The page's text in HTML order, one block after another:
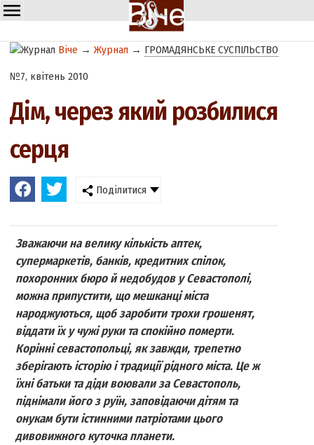
Віче →Журнал → ГРОМАДЯНСЬКЕ СУСПІЛЬСТВО
№7, квітень 2010
Дім, через який розбилися
серця
Поділитися
Зважаючи на велику кількість аптек,
супермаркетів, банків, кредитних спілок,
похоронних бюро й недобудов у Севастополі,
можна припустити, що мешканці міста
народжуються, щоб заробити трохи грошенят,
віддати їх у чужі руки та спокійно померти.
Корінні севастопольці, як завжди, трепетно
зберігають історію і традиції рідного міста. Це ж
їхні батьки та діди воювали за Севастополь,
піднімали його з руїн, заповідаючи дітям та
онукам бути істинними патріотами цього
дивовижного куточка планети.